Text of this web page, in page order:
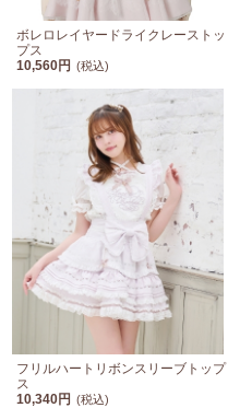
ボレロレイヤードライクレーストッ
プス
10,560円 (税込)
フリルハートリボンスリーブトップ
ス
10,340円 (税込)